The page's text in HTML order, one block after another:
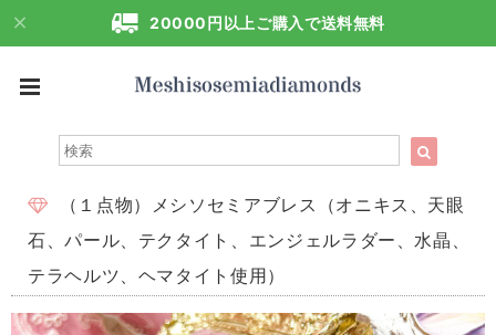
20000円以上ご購入で送料無料
（１点物）メシソセミアブレス（オニキス、天眼
石、パール、テクタイト、エンジェルラダー、水晶、
テラヘルツ、ヘマタイト使用）